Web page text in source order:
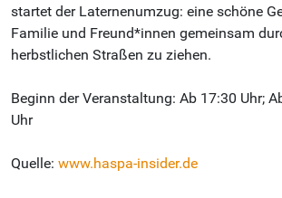
startet der Laternenumzug: eine schöne
Familie und Freund*innen gemeinsam
herbstlichen Straßen zu ziehen.
Beginn der Veranstaltung: Ab 17:30 Uhr;
Uhr
Quelle: www.haspa-insider.de